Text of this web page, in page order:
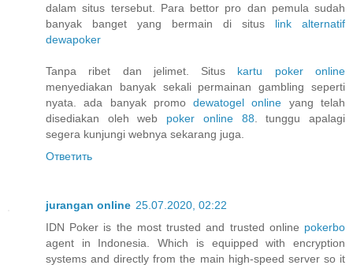
dalam situs tersebut. Para bettor pro dan pemula sudah
banyak banget yang bermain di situs link alternatif
dewapoker
Tanpa ribet dan jelimet. Situs kartu poker online
menyediakan banyak sekali permainan gambling seperti
nyata. ada banyak promodewatogel online yang telah
disediakan oleh web poker online 88. tunggu apalagi
segera kunjungi webnya sekarang juga.
Ответить
jurangan online 25.07.2020, 02:22
IDN Poker is the most trusted and trusted online pokerbo
agent in Indonesia. Which is equipped with encryption
systems and directly from the main high-speed server so it